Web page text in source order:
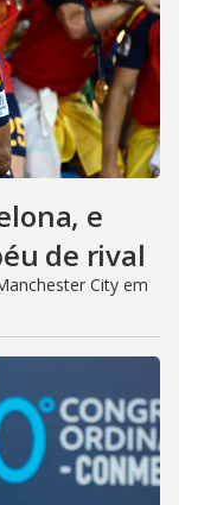
e
de rival
City em